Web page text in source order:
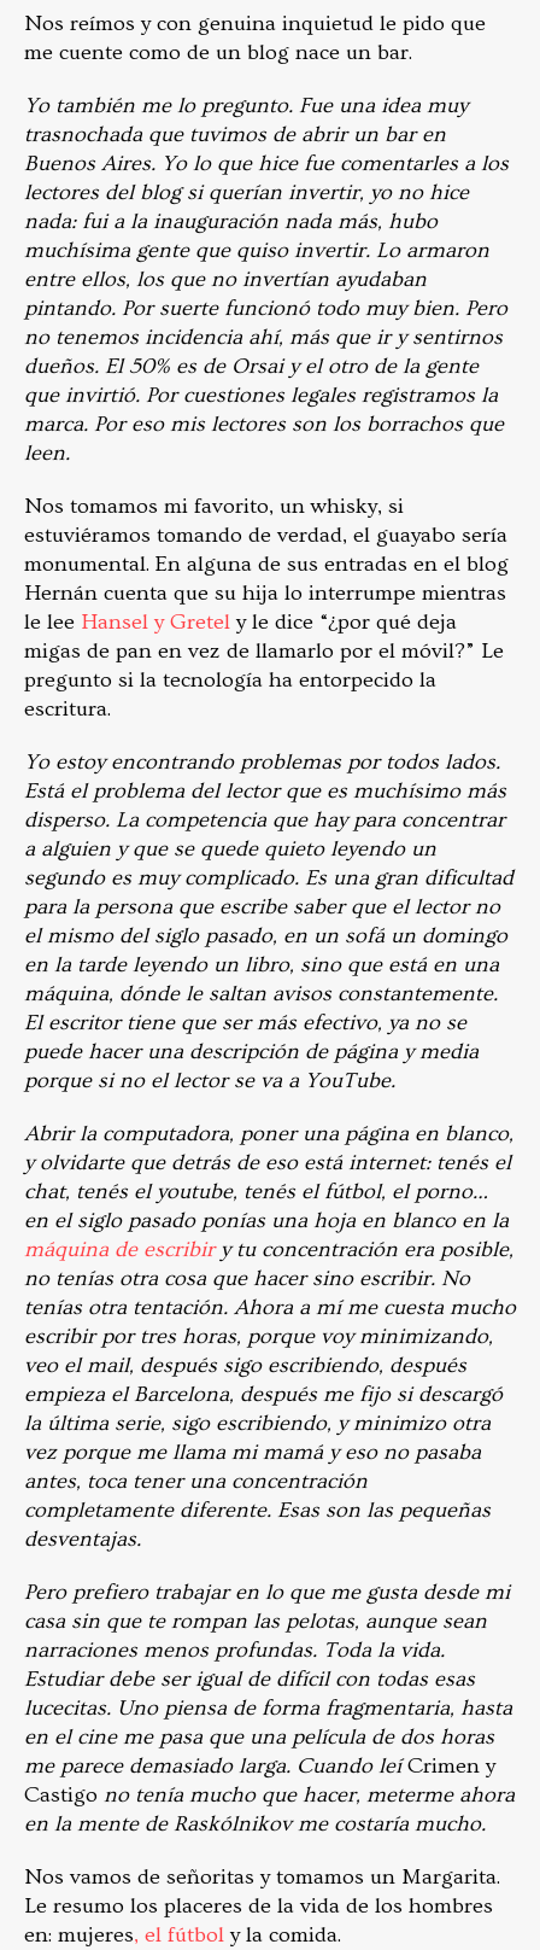
Nos reímos y con genuina inquietud le pido que
me cuente como de un blog nace un bar.
Yo también me lo pregunto. Fue una idea muy
trasnochada que tuvimos de abrir un bar en
Buenos Aires. Yo lo que hice fue comentarles a los
lectores del blog si querían invertir, yo no hice
nada: fui a la inauguración nada más, hubo
muchísima gente que quiso invertir. Lo armaron
entre ellos, los que no invertían ayudaban
pintando. Por suerte funcionó todo muy bien. Pero
no tenemos incidencia ahí, más que ir y sentirnos
dueños. El 50% es de Orsai y el otro de la gente
que invirtió. Por cuestiones legales registramos la
marca. Por eso mis lectores son los borrachos que
leen.
Nos tomamos mi favorito, un whisky, si
estuviéramos tomando de verdad, el guayabo sería
monumental. En alguna de sus entradas en el blog
Hernán cuenta que su hija lo interrumpe mientras
le lee Hansel y Gretely le dice “¿por qué deja
migas de pan en vez de llamarlo por el móvil?” Le
pregunto si la tecnología ha entorpecido la
escritura.
Yo estoy encontrando problemas por todos lados.
Está el problema del lector que es muchísimo más
disperso. La competencia que hay para concentrar
a alguien y que se quede quieto leyendo un
segundo es muy complicado. Es una gran dificultad
para la persona que escribe saber que el lector no
el mismo del siglo pasado, en un sofá un domingo
en la tarde leyendo un libro, sino que está en una
máquina, dónde le saltan avisos constantemente.
El escritor tiene que ser más efectivo, ya no se
puede hacer una descripción de página y media
porque si no el lector se va a YouTube.
Abrir la computadora, poner una página en blanco,
y olvidarte que detrás de eso está internet: tenés el
chat, tenés el youtube, tenés el fútbol, el porno…
en el siglo pasado ponías una hoja en blanco en la
máquina de escribiry tu concentración era posible,
no tenías otra cosa que hacer sino escribir. No
tenías otra tentación. Ahora a mí me cuesta mucho
escribir por tres horas, porque voy minimizando,
veo el mail, después sigo escribiendo, después
empieza el Barcelona, después me fijo si descargó
la última serie, sigo escribiendo, y minimizo otra
vez porque me llama mi mamá y eso no pasaba
antes, toca tener una concentración
completamente diferente. Esas son las pequeñas
desventajas.
Pero prefiero trabajar en lo que me gusta desde mi
casa sin que te rompan las pelotas, aunque sean
narraciones menos profundas. Toda la vida.
Estudiar debe ser igual de difícil con todas esas
lucecitas. Uno piensa de forma fragmentaria, hasta
en el cine me pasa que una película de dos horas
me parece demasiado larga. Cuando leíCrimen y
Castigo no tenía mucho que hacer, meterme ahora
en la mente de Raskólnikov me costaría mucho.
Nos vamos de señoritas y tomamos un Margarita.
Le resumo los placeres de la vida de los hombres
en: mujeres, el fútboly la comida.